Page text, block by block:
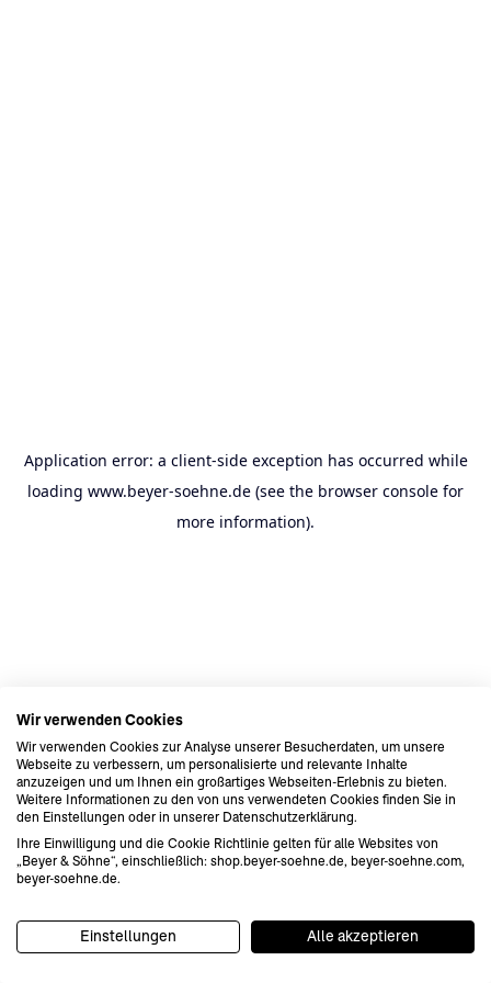
Application error: a client-side exception has occurred while
loading www.beyer-soehne.de (see the browser console for
more information).
Wir verwenden Cookies
Wir verwenden Cookies zur Analyse unserer Besucherdaten, um unsere
Webseite zu verbessern, um personalisierte und relevante Inhalte
anzuzeigen und um Ihnen ein großartiges Webseiten-Erlebnis zu bieten.
Weitere Informationen zu den von uns verwendeten Cookies finden Sie in
den Einstellungen oder in unserer Datenschutzerklärung.
Ihre Einwilligung und die Cookie Richtlinie gelten für alle Websites von
„Beyer & Söhne“, einschließlich: shop.beyer-soehne.de, beyer-soehne.com,
beyer-soehne.de.
Einstellungen Alle akzeptieren